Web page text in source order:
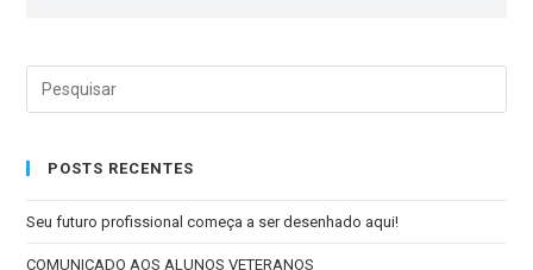
POSTS RECENTES
Seu futuro profissional começa a ser desenhado aqui!
COMUNICADO AOS ALUNOS VETERANOS